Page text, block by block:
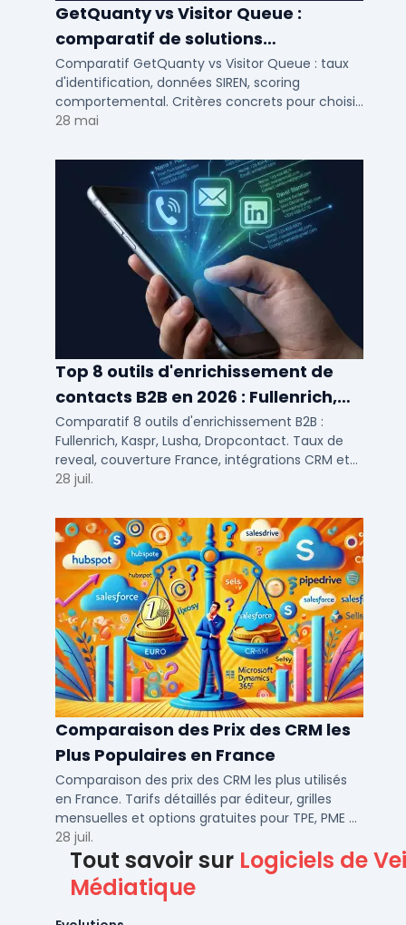
GetQuanty vs Visitor Queue :
comparatif de solutions
d'identification visiteurs B2B
Comparatif GetQuanty vs Visitor Queue : taux
d'identification, données SIREN, scoring
comportemental. Critères concrets pour choisir
votre solution de lead generation B2B en PME et
28 mai
Top 8 outils d'enrichissement de
contacts B2B en 2026 : Fullenrich,
Kaspr, Lusha...
Comparatif 8 outils d'enrichissement B2B :
Fullenrich, Kaspr, Lusha, Dropcontact. Taux de
reveal, couverture France, intégrations CRM et
tarifs testés pour SDR et commerciaux PME/ETI.
28 juil.
Comparaison des Prix des CRM les
Plus Populaires en France
Comparaison des prix des CRM les plus utilisés
en France. Tarifs détaillés par éditeur, grilles
mensuelles et options gratuites pour TPE, PME et
ETI.
28 juil.
Tout savoir sur Logiciels de
Médiatique